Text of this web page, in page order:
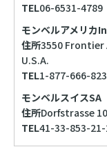
TEL06-6531-4789
モンベルアメリカ
住所3550 Frontier
U.S.A.
TEL1-877-666-
モンベルスイスSA
住所Dorfstrasse
TEL41-33-853-21-